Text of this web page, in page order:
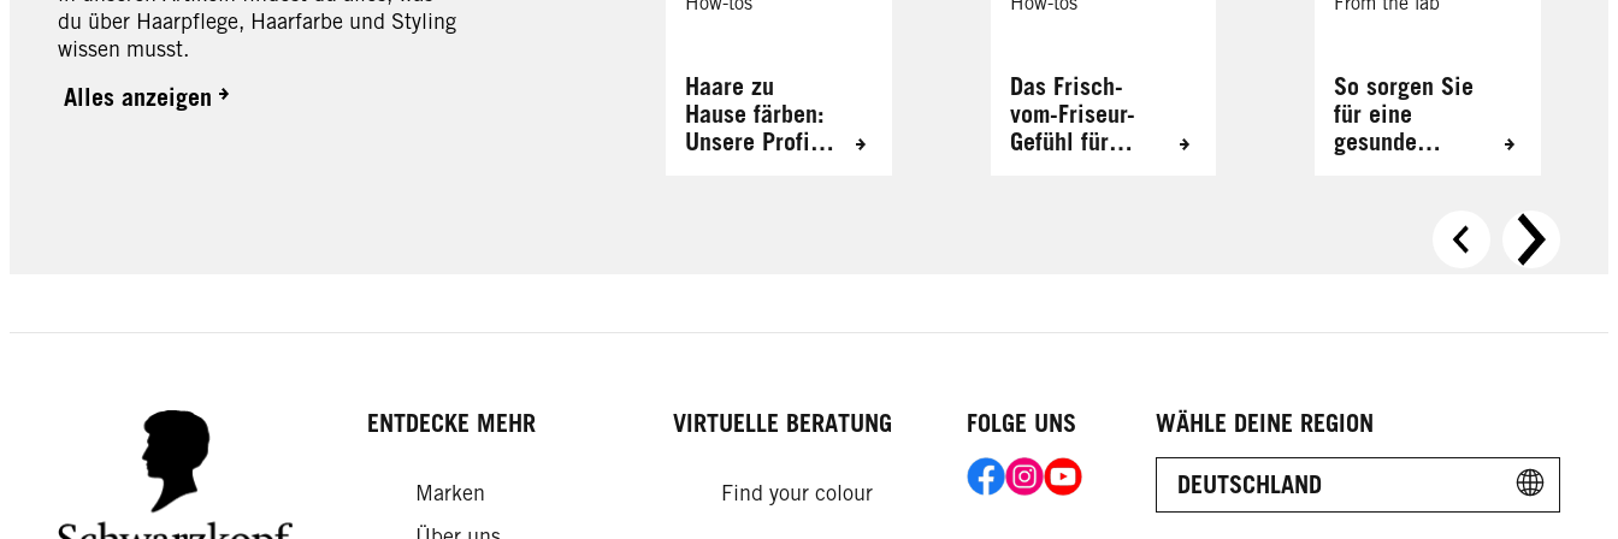
du über Haarpflege, Haarfarbe und Styling
wissen musst.
Alles anzeigen
Haare zu
Hause färben:
Unsere Profi-
Das Frisch-
vom-Friseur-
Gefühl für
So sorgen Sie
für eine
gesunde
ENTDECKE MEHR
Marken
VIRTUELLE BERATUNG
Find your colour
FOLGE UNS WÄHLE DEINE REGION
DEUTSCHLAND